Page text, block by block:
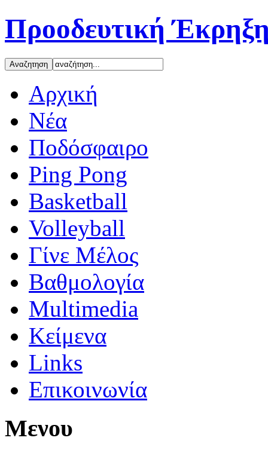
Προοδευτική
Αρχική
Νέα
Ποδόσφαιρο
Ping Pong
Basketball
Volleyball
Γίνε Μέλος
Βαθμολογία
Multimedia
Κείμενα
Links
Επικοινωνία
Μενου